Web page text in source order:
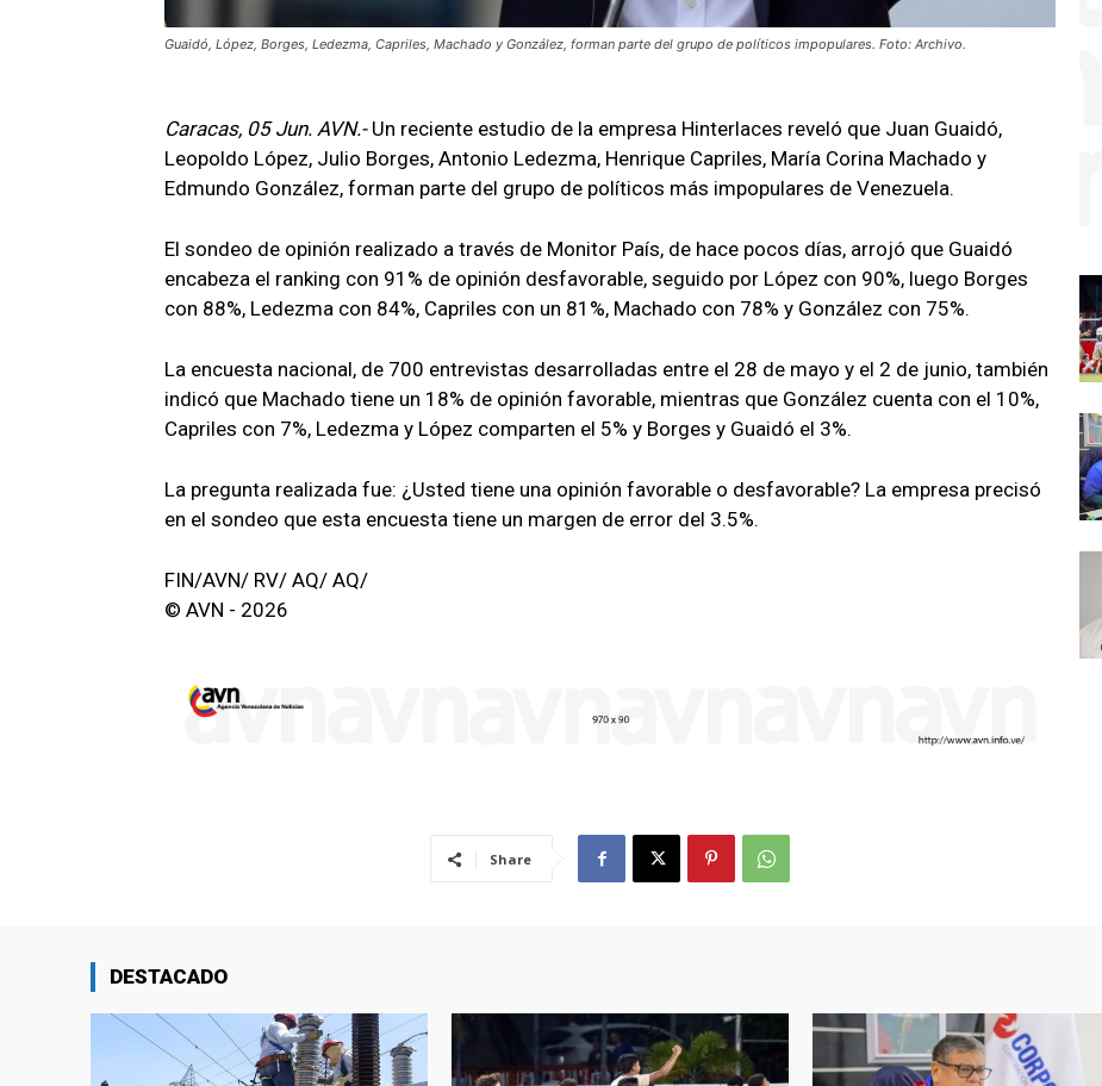
Guaidó, López, Borges, Ledezma, Capriles, Machado y González, forman parte del grupo de políticos impopulares. Foto: Archivo.
Caracas, 05 Jun. AVN.- Un reciente estudio de la empresa Hinterlaces reveló que Juan Guaidó,
Leopoldo López, Julio Borges, Antonio Ledezma, Henrique Capriles, María Corina Machado y
Edmundo González, forman parte del grupo de políticos más impopulares de Venezuela.
El sondeo de opinión realizado a través de Monitor País, de hace pocos días, arrojó que Guaidó
encabeza el ranking con 91% de opinión desfavorable, seguido por López con 90%, luego Borges
con 88%, Ledezma con 84%, Capriles con un 81%, Machado con 78% y González con 75%.
La encuesta nacional, de 700 entrevistas desarrolladas entre el 28 de mayo y el 2 de junio, también
indicó que Machado tiene un 18% de opinión favorable, mientras que González cuenta con el 10%,
Capriles con 7%, Ledezma y López comparten el 5% y Borges y Guaidó el 3%.
La pregunta realizada fue: ¿Usted tiene una opinión favorable o desfavorable? La empresa precisó
en el sondeo que esta encuesta tiene un margen de error del 3.5%.
FIN/AVN/ RV/ AQ/ AQ/
© AVN - 2026
Share
DESTACADO